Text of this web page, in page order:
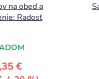
na obed a
Radosť
€